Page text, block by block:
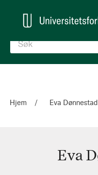
Hjem Eva Dønnestad
Eva